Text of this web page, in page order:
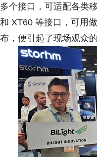
多个接口，可适配各类
和 XT60 等接口，可用
布，便引起了现场观众